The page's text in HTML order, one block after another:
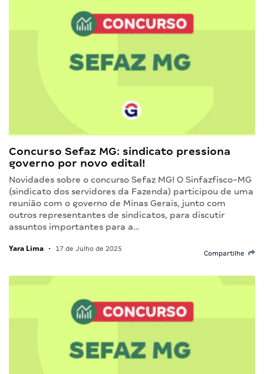
Concurso Sefaz MG: sindicato pressiona
governo por novo edital!
Novidades sobre o concurso Sefaz MG! O Sinfazfisco-MG
(sindicato dos servidores da Fazenda) participou de uma
reunião com o governo de Minas Gerais, junto com
outros representantes de sindicatos, para discutir
assuntos importantes para a…
Yara Lima • 17 de Julho de 2025
Compartilhe